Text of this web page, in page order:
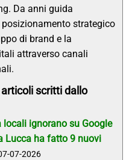
Da anni guida
strategico
di brand e la
attraverso canali
scritti dallo
locali ignorano su Google
Lucca ha fatto 9 nuovi
07-2026